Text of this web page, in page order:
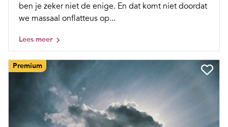
ben je zeker niet de enige. En dat komt niet doordat
we massaal onflatteus op...
Lees meer
Premium